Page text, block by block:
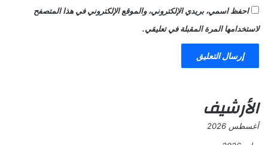
احفظ اسمي، بريدي الإلكتروني، والموقع الإلكتروني في هذا المتصفح
لاستخدامها المرة المقبلة في تعليقي.
الأرشيف
أغسطس 2026